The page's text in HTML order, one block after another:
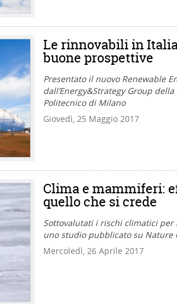
Le rinnovabili in
buone prospettive
Presentato il nuovo Renewable
dall’Energy&Strategy Group
Politecnico di Milano
Giovedì, 25 Maggio 2017
Clima e mammiferi:
quello che si crede
Sottovalutati i rischi climatici per
uno studio pubblicato su Nature
Mercoledì, 26 Aprile 2017